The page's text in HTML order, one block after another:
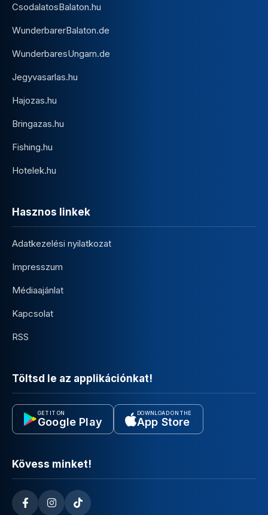
CsodalatosBalaton.hu
WunderbarerBalaton.de
WunderbaresUngarn.de
Jegyvasarlas.hu
Hajozas.hu
Bringazas.hu
Fishing.hu
Hotelek.hu
Hasznos linkek
Adatkezelési nyilatkozat
Impresszum
Médiaajánlat
Kapcsolat
RSS
Töltsd le az applikációnkat!
GET IT ON
Google Play
DOWNLOAD ON THE
App Store
Kövess minket!